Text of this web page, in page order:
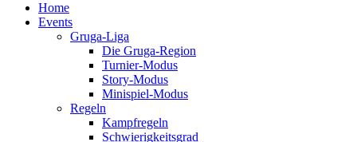
Home
Events
Gruga-Liga
Die Gruga-Region
Turnier-Modus
Story-Modus
Minispiel-Modus
Regeln
Kampfregeln
Schwierigkeitsgrad